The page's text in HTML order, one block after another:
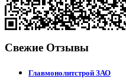
Свежие Отзывы
Главмонолитстрой ЗАО